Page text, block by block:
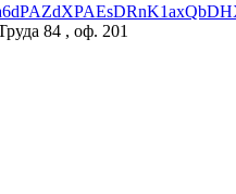
84 , оф. 201